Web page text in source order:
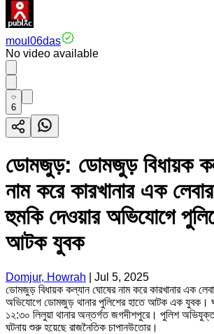
moul06das
No video available
6
ডোমজুড়: ডোমজুড় বিধায়ক
নাম করে কারখানার এক লেবার
হুমকি দেওয়ার অভিযোগে
আটক যুবক
Domjur, Howrah
Jul 5, 2025
ডোমজুড় বিধায়ক কল্যান ঘোষের নাম করে কারখানার এক
অভিযোগে ডোমজুড় থানার পুলিশের হাতে আটক এক যুবক।
১২:৩০ লিলুয়া থানার অন্তর্গত জগদীশপুরে। পুলিশ
ঘটনায় শুরু হয়েছে রাজনৈতিক চাপানউতোর।